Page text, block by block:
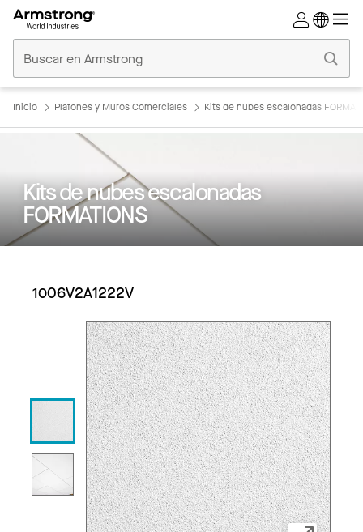
Comerciales
Inicio
Inicio Plafones y Muros Comerciales Kits de nubes escalonadas
Kits de nubes escalonadas
FORMATIONS
1006V2A1222V